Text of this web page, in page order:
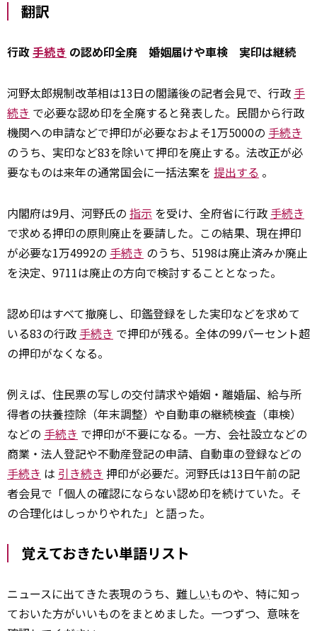
翻訳
行政手続き の認め印全廃 婚姻届けや車検 実印は継続
河野太郎規制改革相は13日の閣議後の記者会見で、行政 手
続き で必要な認め印を全廃すると発表した。民間から行政
機関への申請などで押印が必要なおよそ1万5000の 手続き
のうち、実印など83を除いて押印を廃止する。法改正が必
要なものは来年の通常国会に一括法案を 提出する 。
内閣府は9月、河野氏の 指示 を受け、全府省に行政 手続き
で求める押印の原則廃止を要請した。この結果、現在押印
が必要な1万4992の 手続き のうち、5198は廃止済みか廃止
を決定、9711は廃止の方向で検討することとなった。
認め印はすべて撤廃し、印鑑登録をした実印などを求めて
いる83の行政 手続き で押印が残る。全体の99パーセント超
の押印がなくなる。
例えば、住民票の写しの交付請求や婚姻・離婚届、給与所
得者の扶養控除（年末調整）や自動車の継続検査（車検）
などの 手続き で押印が不要になる。一方、会社設立などの
商業・法人登記や不動産登記の申請、自動車の登録などの
手続き は 引き続き 押印が必要だ。河野氏は13日午前の記
者会見で「個人の確認にならない認め印を続けていた。そ
の合理化はしっかりやれた」と語った。
覚えておきたい単語リスト
ニュースに出てきた表現のうち、 難しいものや、特に知っ
ておいた方がいいものをまとめました。一つずつ、意味を